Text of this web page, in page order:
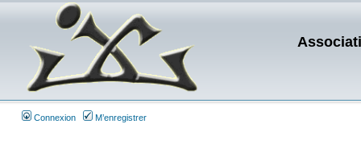
Connexion M’enregistrer